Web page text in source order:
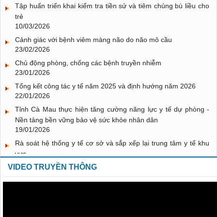
Tập huấn triển khai kiểm tra tiền sử và tiêm chủng bù liều cho
trẻ
10/03/2026
Cảnh giác với bệnh viêm màng não do não mô cầu
23/02/2026
Chủ động phòng, chống các bệnh truyền nhiễm
23/01/2026
Tổng kết công tác y tế năm 2025 và định hướng năm 2026
22/01/2026
Tỉnh Cà Mau thực hiện tăng cường năng lực y tế dự phòng -
Nền tảng bền vững bảo vệ sức khỏe nhân dân
19/01/2026
Rà soát hệ thống y tế cơ sở và sắp xếp lại trung tâm y tế khu
vực
15/01/2026
Bộ Y tế khuyến cáo phòng, chống viêm đường hô hấp cấp
VIDEO TRUYỀN THÔNG